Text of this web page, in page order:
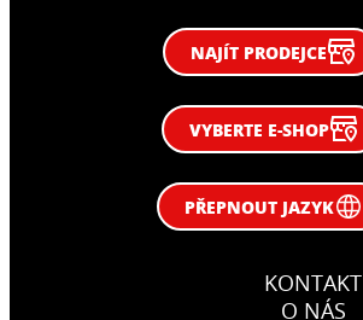
NAJÍT PRODEJCE
VYBERTE E-SHOP
PŘEPNOUT JAZYK
KONTAKT
O NÁS